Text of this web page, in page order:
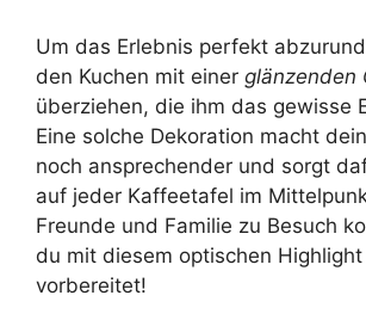
Um das Erlebnis perfekt
den Kuchen mit einer glänzenden
überziehen, die ihm das gewisse
Eine solche Dekoration macht
noch ansprechender und sorgt
auf jeder Kaffeetafel im
Freunde und Familie zu Besuch
du mit diesem optischen
vorbereitet!